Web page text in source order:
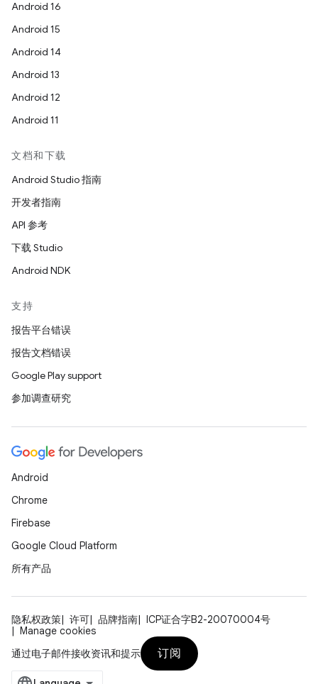
Android 16
Android 15
Android 14
Android 13
Android 12
Android 11
文档和下载
Android Studio 指南
开发者指南
API 参考
下载 Studio
Android NDK
支持
报告平台错误
报告文档错误
Google Play support
参加调查研究
Android
Chrome
Firebase
Google Cloud Platform
所有产品
隐私权政策 许可 品牌指南
ICP证合字B2-20070004号
Manage cookies
通过电子邮件接收资讯和提示
订阅